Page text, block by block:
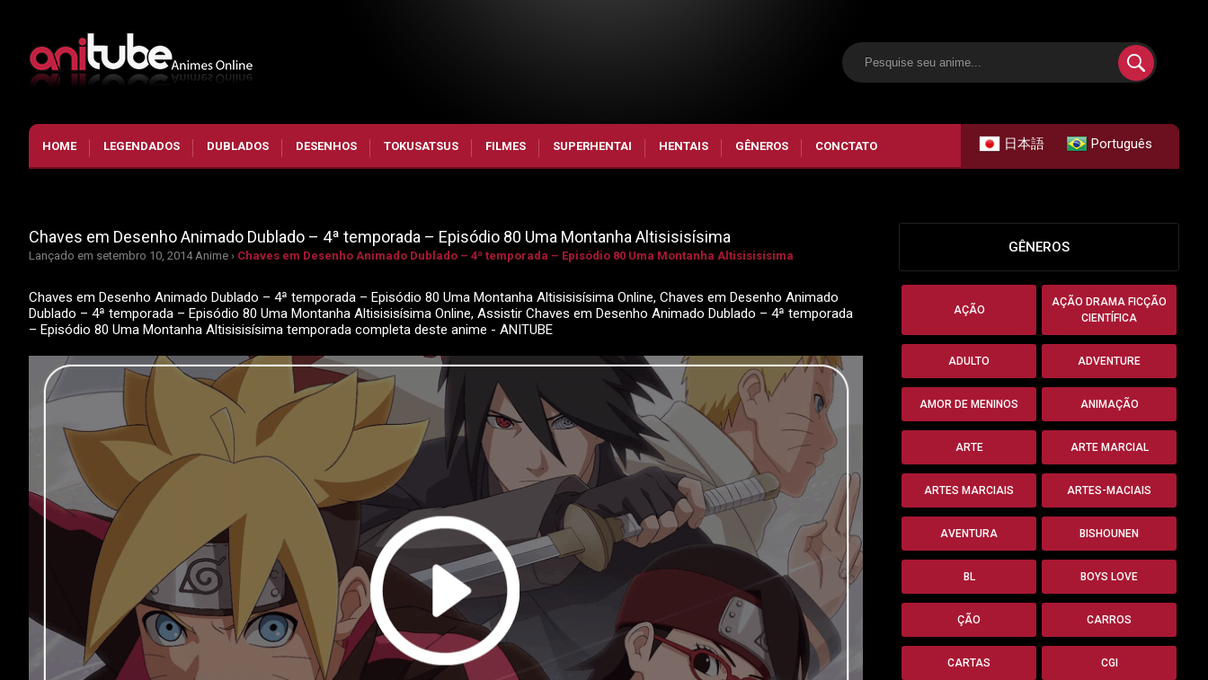
HOME LEGENDADOS DUBLADOS DESENHOS TOKUSATSUS FILMES SUPERHENTAI HENTAIS GÊNEROS CONCTATO 日本語 Português
Chaves em Desenho Animado Dublado – 4ª temporada – Episódio 80 Uma Montanha Altisisisísima
Lançado em setembro 10, 2014 Anime › Chaves em Desenho Animado Dublado – 4ª temporada – Episódio 80 Uma Montanha Altisisisísima
Chaves em Desenho Animado Dublado – 4ª temporada – Episódio 80 Uma Montanha Altisisisísima Online, Chaves em Desenho Animado
Dublado – 4ª temporada – Episódio 80 Uma Montanha Altisisisísima Online, Assistir Chaves em Desenho Animado Dublado – 4ª temporada
– Episódio 80 Uma Montanha Altisisisísima temporada completa deste anime - ANITUBE
GÊNEROS
AÇÃO
AÇÃO DRAMA FICÇÃO
CIENTÍFICA
ADULTO ADVENTURE
AMOR DE MENINOS ANIMAÇÃO
ARTE ARTE MARCIAL
ARTES MARCIAIS ARTES-MACIAIS
AVENTURA BISHOUNEN
BL BOYS LOVE
ÇÃO CARROS
CARTAS CGI